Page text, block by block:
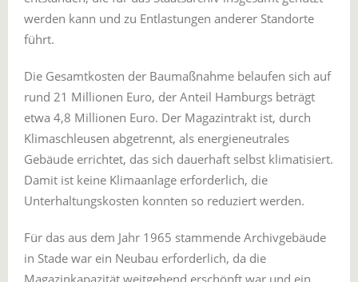
werden kann und zu Entlastungen anderer Standorte
führt.
Die Gesamtkosten der Baumaßnahme belaufen sich auf
rund 21 Millionen Euro, der Anteil Hamburgs beträgt
etwa 4,8 Millionen Euro. Der Magazintrakt ist, durch
Klimaschleusen abgetrennt, als energieneutrales
Gebäude errichtet, das sich dauerhaft selbst klimatisiert.
Damit ist keine Klimaanlage erforderlich, die
Unterhaltungskosten konnten so reduziert werden.
Für das aus dem Jahr 1965 stammende Archivgebäude
in Stade war ein Neubau erforderlich, da die
Magazinkapazität weitgehend erschöpft war und ein